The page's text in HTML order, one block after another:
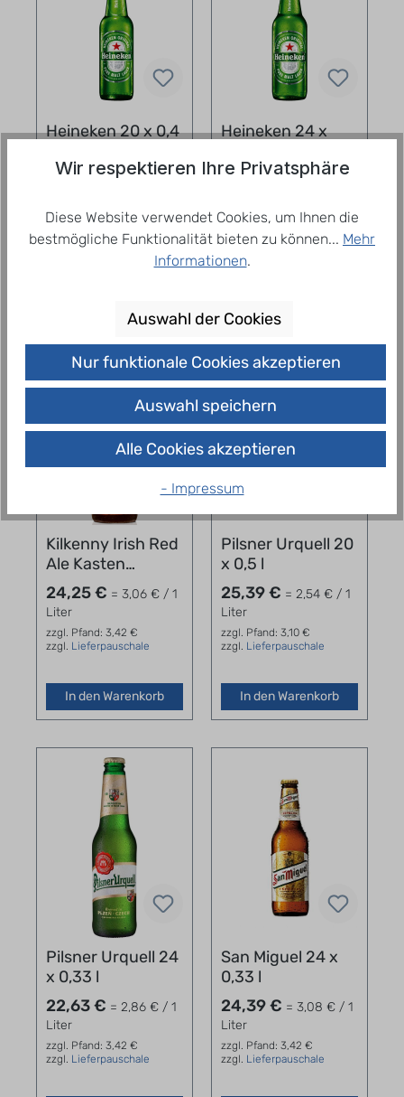
Heineken 20 x 0,4
23,70 € = 2,96 € / 1
zzgl. Pfand: 3,10 €
zzgl. Lieferpauschale
Heineken 24 x
25,60 €
= 3,23 € / 1
zzgl. Pfand: 3,42 €
zzgl.Lieferpauschale
Kilkenny Irish Red
Ale Kasten
24x0,33l
24,25 € = 3,06 € / 1
Liter
zzgl. Pfand: 3,42 €
zzgl. Lieferpauschale
In den Warenkorb
Pilsner Urquell 20
x 0,5 l
25,39 € = 2,54 € / 1
Liter
zzgl. Pfand: 3,10 €
zzgl. Lieferpauschale
In den Warenkorb
Pilsner Urquell 24
x 0,33 l
22,63 € = 2,86 € / 1
Liter
zzgl. Pfand: 3,42 €
zzgl. Lieferpauschale
San Miguel 24 x
0,33 l
24,39 € = 3,08 € / 1
Liter
zzgl. Pfand: 3,42 €
zzgl. Lieferpauschale
Wir respektieren Ihre Privatsphäre
Diese Website verwendet Cookies, um Ihnen die
bestmögliche Funktionalität bieten zu können... Mehr
Informationen.
Auswahl der Cookies
Nur funktionale Cookies akzeptieren
Auswahl speichern
Alle Cookies akzeptieren
- Impressum